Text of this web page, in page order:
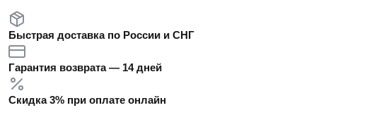
Быстрая доставка по России и СНГ
Гарантия возврата — 14 дней
Скидка 3% при оплате онлайн